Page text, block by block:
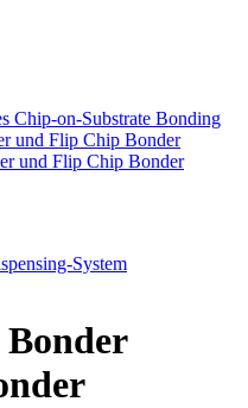
Chip-on-Substrate Bonding
und Flip Chip Bonder
und Flip Chip Bonder
System